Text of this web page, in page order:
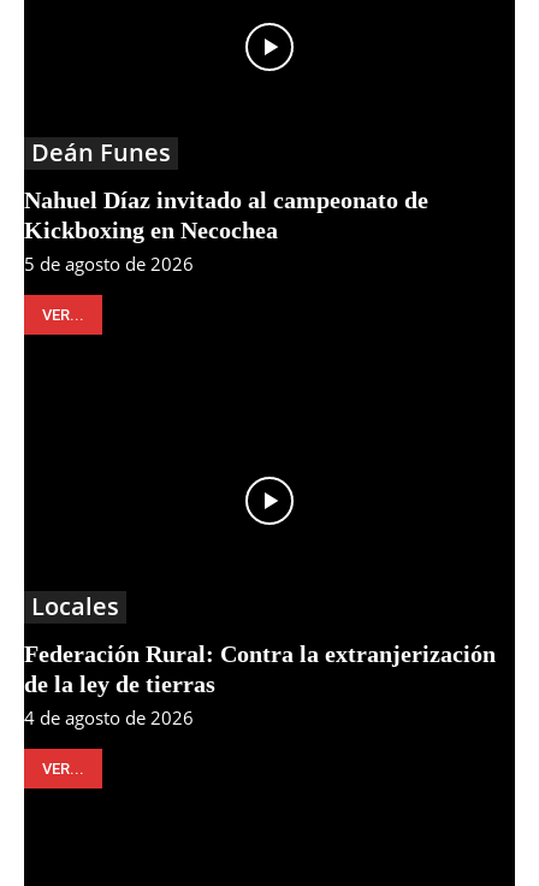
Deán Funes
Nahuel Díaz invitado al campeonato de
Kickboxing en Necochea
5 de agosto de 2026
VER...
Locales
Federación Rural: Contra la extranjerización
de la ley de tierras
4 de agosto de 2026
VER...